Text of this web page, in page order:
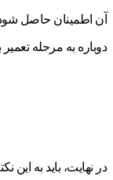
آن اطمینان حاصل
دوباره به مرحله تعمیر
در نهایت، باید به این